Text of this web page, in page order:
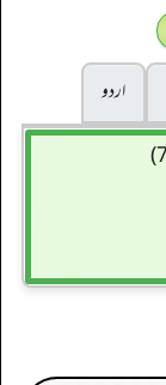
اردو